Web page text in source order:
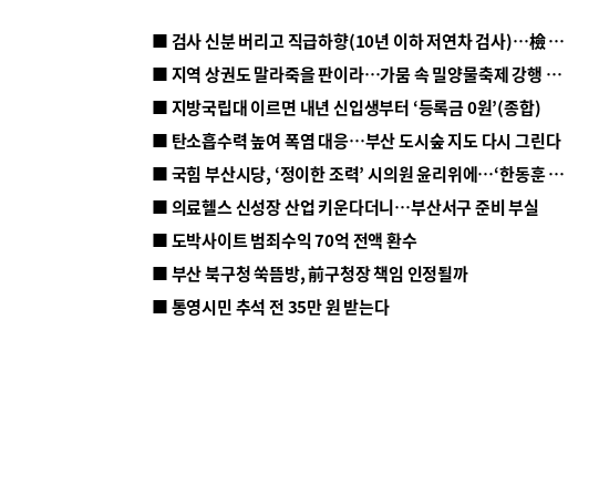
■ 검사 신분 버리고 직급하향(10년 이하 저연차 검사)…檢 중수청행 기피
■ 지역 상권도 말라죽을 판이라…가뭄 속 밀양물축제 강행 논란
■ 지방국립대 이르면 내년 신입생부터 ‘등록금 0원’(종합)
■ 탄소흡수력 높여 폭염 대응…부산 도시숲 지도 다시 그린다
■ 국힘 부산시당, ‘정이한 조력’ 시의원 윤리위에…‘한동훈 지지’도 신고접수
■ 의료헬스 신성장 산업 키운다더니…부산서구 준비 부실
■ 도박사이트 범죄수익 70억 전액 환수
■ 부산 북구청 쑥뜸방, 前구청장 책임 인정될까
■ 통영시민 추석 전 35만 원 받는다